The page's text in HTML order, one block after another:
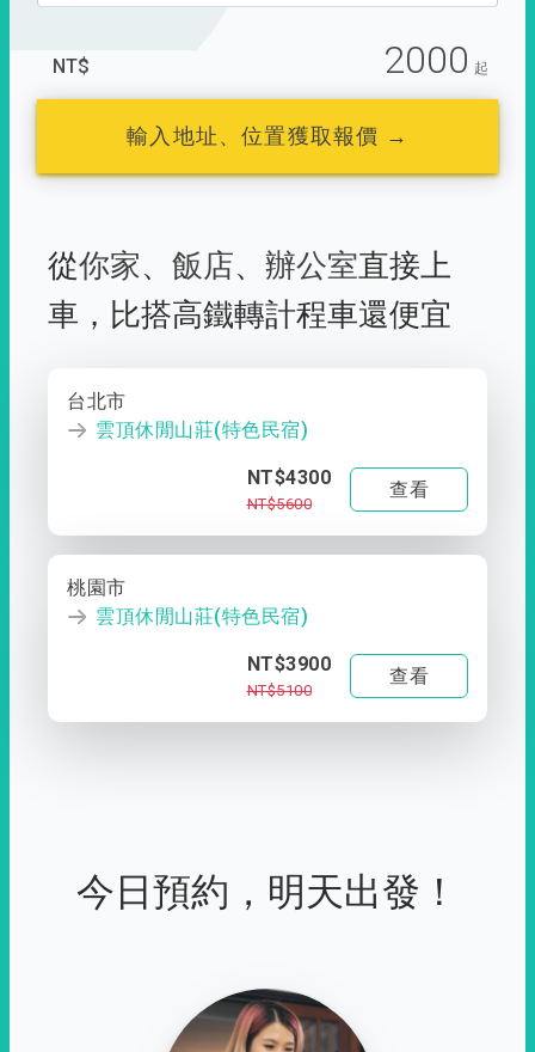
NT$ 2000 起
輸入地址、位置獲取報價 →
從你家、 飯店、 辦公室直接上
車， 比搭高鐵轉計程車還便宜
台北市
雲頂休閒山莊(特色民宿)
NT$4300
NT$5600
查看
桃園市
雲頂休閒山莊(特色民宿)
NT$3900
NT$5100
查看
今日預約，明天出發！